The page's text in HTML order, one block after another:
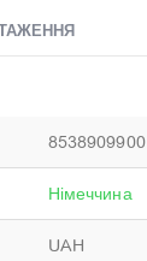
8538909900
Німеччина
UAH